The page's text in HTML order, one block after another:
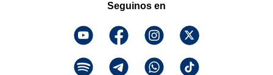
Seguinos en